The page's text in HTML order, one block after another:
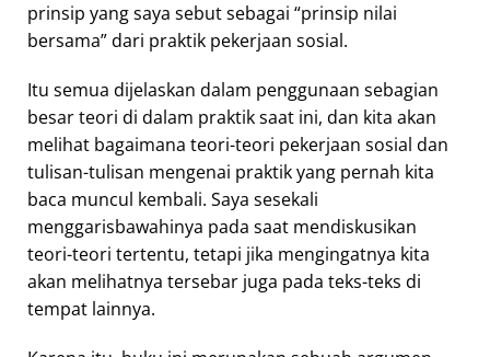
prinsip yang saya sebut sebagai “prinsip nilai
bersama” dari praktik pekerjaan sosial.
Itu semua dijelaskan dalam penggunaan sebagian
besar teori di dalam praktik saat ini, dan kita akan
melihat bagaimana teori-teori pekerjaan sosial dan
tulisan-tulisan mengenai praktik yang pernah kita
baca muncul kembali. Saya sesekali
menggarisbawahinya pada saat mendiskusikan
teori-teori tertentu, tetapi jika mengingatnya kita
akan melihatnya tersebar juga pada teks-teks di
tempat lainnya.